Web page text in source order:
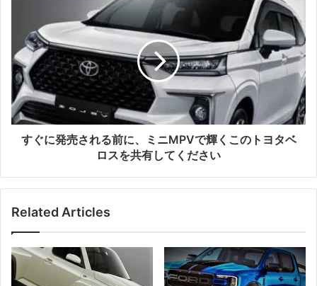
すぐに発売される前に、ミニMPVで輝くこのトヨタベ
ロスを共有してください
Related Articles